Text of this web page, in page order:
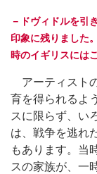
－ドヴィドルを引
印象に残りました
時のイギリスには
アーティスト
育を得られるよ
スに限らず、い
は、戦争を逃れ
もあります。当
スの家族が、一